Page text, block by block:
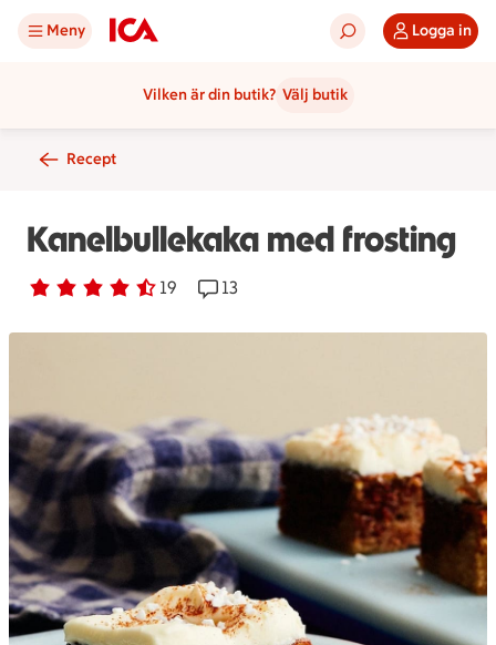
Meny Logga in
Vilken är din butik? Välj butik
Recept
Kanelbullekaka med frosting
Betyg 4.5 av 5. 19
19 personer har röstatReceptet har 13 kommentarer
13